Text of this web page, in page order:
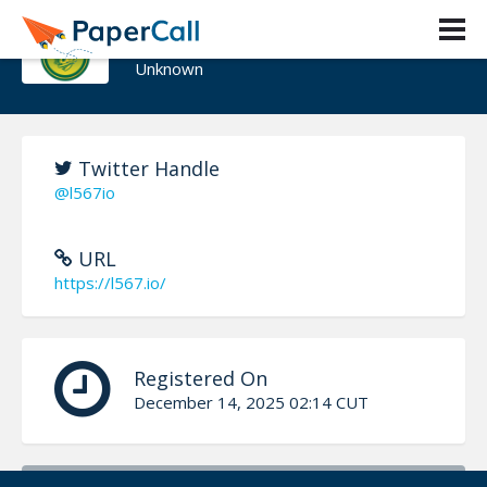
I567
Unknown
Twitter Handle
@l567io
URL
https://l567.io/
Registered On
December 14, 2025 02:14 CUT